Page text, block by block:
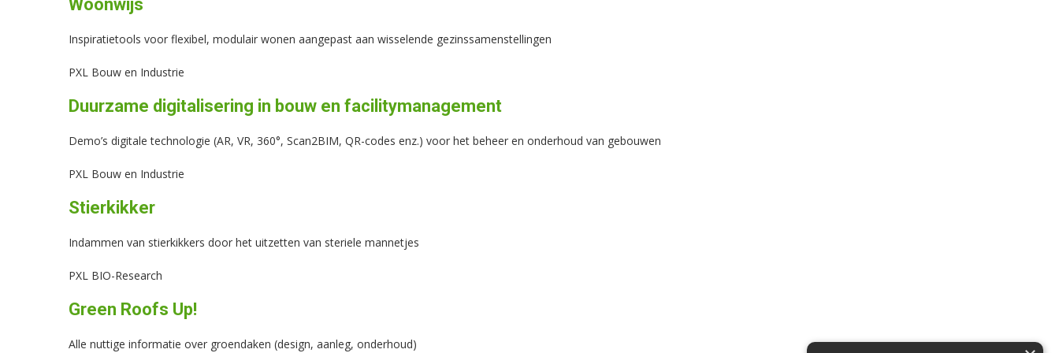
Woonwijs
Inspiratietools voor flexibel, modulair wonen aangepast aan wisselende gezinssamenstellingen
PXL Bouw en Industrie
Duurzame digitalisering in bouw en facilitymanagement
Demo’s digitale technologie (AR, VR, 360°, Scan2BIM, QR-codes enz.) voor het beheer en onderhoud van gebouwen
PXL Bouw en Industrie
Stierkikker
Indammen van stierkikkers door het uitzetten van steriele mannetjes
PXL BIO-Research
Green Roofs Up!
Alle nuttige informatie over groendaken (design, aanleg, onderhoud)